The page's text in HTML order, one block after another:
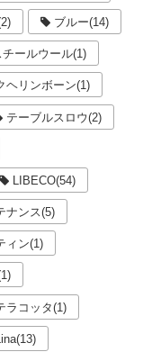
ブルー(14)
チールウール(1)
ヘリンボーン(1)
テーブルスロウ(2)
LIBECO(54)
ナンス(5)
ィン(1)
ラコッタ(1)
Lina(13)